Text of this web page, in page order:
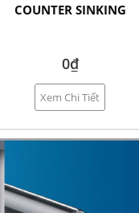
COUNTER SINKING
0₫
Xem Chi Tiết